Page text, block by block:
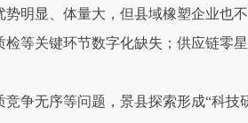
明显、体量大，但县域橡塑企业也
等关键环节数字化缺失；供应链零
争无序等问题，景县探索形成“科